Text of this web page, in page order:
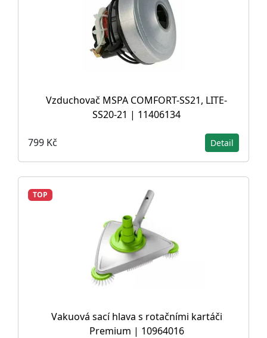
Vzduchovač MSPA COMFORT-SS21, LITE-
SS20-21 | 11406134
799 Kč Detail
TOP
Vakuová sací hlava s rotačními kartáči
Premium | 10964016